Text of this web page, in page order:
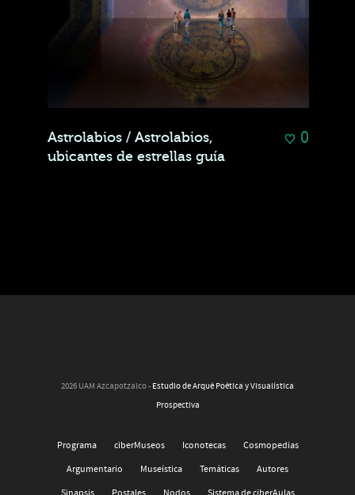
0
Astrolabios / Astrolabios,
ubicantes de estrellas guía
2026 UAM Azcapotzalco - Estudio de Arqué Poética y Visualística
Prospectiva
Programa ciberMuseos Iconotecas
Cosmopedias
Argumentario
Museística Temáticas
Autores